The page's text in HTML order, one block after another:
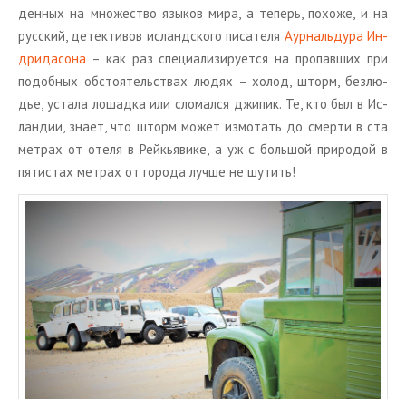
ден­ных на мно­же­ство язы­ков мира, а те­перь, по­хо­же, и на
рус­ский, де­тек­ти­вов ис­ланд­ско­го пи­са­те­ля Аур­наль­ду­ра Ин­
дри­да­со­на – как раз спе­ци­а­ли­зи­ру­ет­ся на про­пав­ших при
по­доб­ных об­сто­я­тель­ствах людях – холод, шторм, без­лю­
дье, уста­ла ло­шад­ка или сло­мал­ся джи­пик. Те, кто был в Ис­
лан­дии, знает, что шторм может из­мо­тать до смер­ти в ста
мет­рах от отеля в Рейкья­ви­ке, а уж с боль­шой при­ро­дой в
пя­ти­стах мет­рах от го­ро­да лучше не шу­тить!